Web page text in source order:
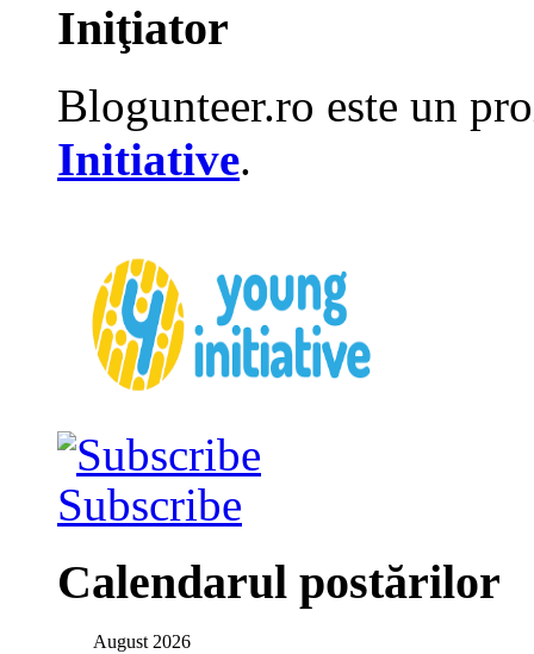
Iniţiator
Blogunteer.ro este un
Initiative.
Subscribe
Calendarul postărilor
August 2026